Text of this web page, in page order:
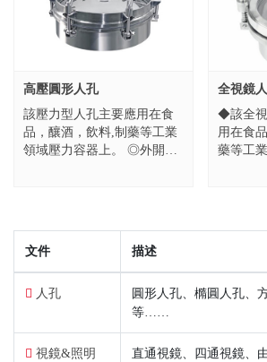
高壓圓形人孔
該壓力型人孔主要應用在食
品，釀酒，飲料,制藥等工業
領域壓力容器上。 ◎外開式
全視鏡
◆該全視
用在食
藥等工
文件 描述
人孔
圓形人孔、橢圓人孔、
等……
視鏡&照明
直通視鏡、四通視鏡、